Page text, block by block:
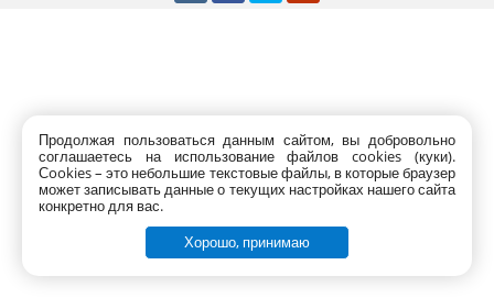
Продолжая пользоваться данным сайтом, вы добровольно
соглашаетесь на использование файлов cookies (куки).
Сookies – это небольшие текстовые файлы, в которые браузер
может записывать данные о текущих настройках нашего сайта
конкретно для вас.
Хорошо, принимаю